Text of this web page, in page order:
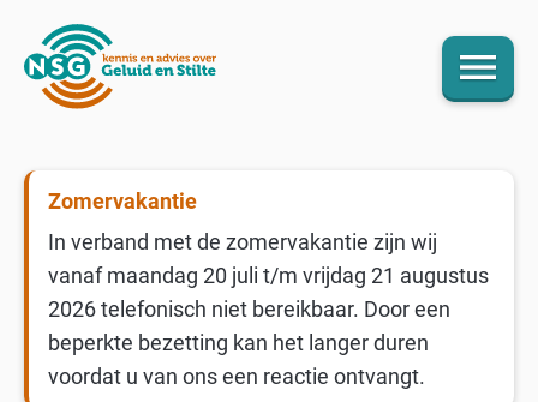
menu
Zomervakantie
In verband met de zomervakantie zijn wij
vanaf maandag 20 juli t/m vrijdag 21 augustus
2026 telefonisch niet bereikbaar. Door een
beperkte bezetting kan het langer duren
voordat u van ons een reactie ontvangt.